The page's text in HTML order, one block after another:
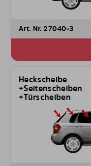
Art. Nr. 27040-3
Heckscheibe
+Seitenscheiben
+Türscheiben